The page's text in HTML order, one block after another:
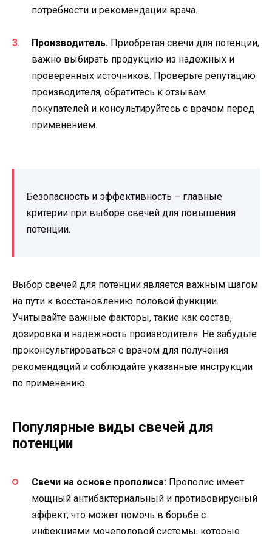
потребности и рекомендации врача.
Производитель. Приобретая свечи для потенции,
важно выбирать продукцию из надежных и
проверенных источников. Проверьте репутацию
производителя, обратитесь к отзывам
покупателей и консультируйтесь с врачом перед
применением.
Безопасность и эффективность – главные
критерии при выборе свечей для повышения
потенции.
Выбор свечей для потенции является важным шагом
на пути к восстановлению половой функции.
Учитывайте важные факторы, такие как состав,
дозировка и надежность производителя. Не забудьте
проконсультироваться с врачом для получения
рекомендаций и соблюдайте указанные инструкции
по применению.
Популярные виды свечей для
потенции
Свечи на основе прополиса: Прополис имеет
мощный антибактериальный и противовирусный
эффект, что может помочь в борьбе с
инфекциями мочеполовой системы, которые